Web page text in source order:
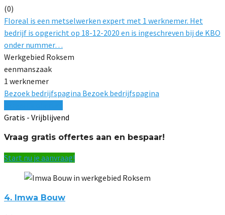
(0)
Floreal is een metselwerken expert met 1 werknemer. Het
bedrijf is opgericht op 18-12-2020 en is ingeschreven bij de KBO
onder nummer…
Werkgebied Roksem
eenmanszaak
1 werknemer
Bezoek bedrijfspagina Bezoek bedrijfspagina
Gratis - Vrijblijvend
Vraag gratis offertes aan en bespaar!
Start nu je aanvraag!
4. Imwa Bouw